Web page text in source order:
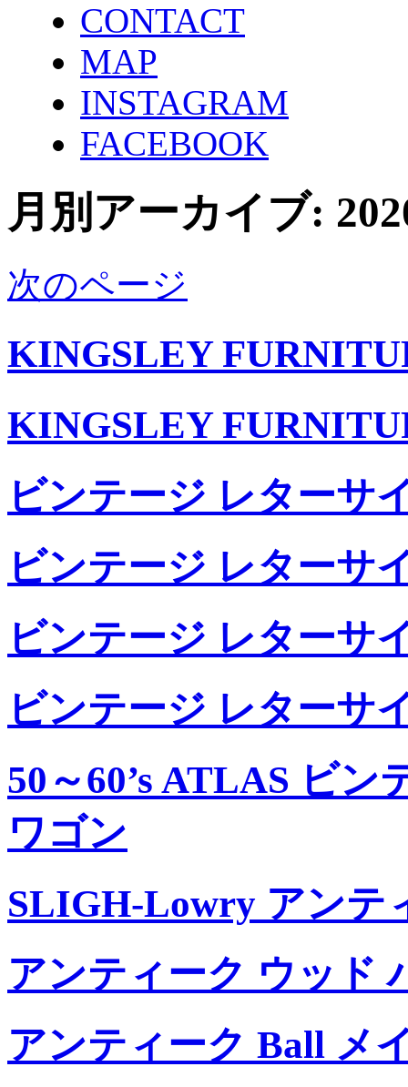
CONTACT
MAP
INSTAGRAM
FACEBOOK
月別アーカイブ:
次のページ
KINGSLEY
KINGSLEY
ビンテージ レターサ
ビンテージ レターサ
ビンテージ レターサ
ビンテージ レターサ
50～60’s ATLAS ビ
ワゴン
SLIGH-Lowry アンテ
アンティーク ウッド
アンティーク Ball メ